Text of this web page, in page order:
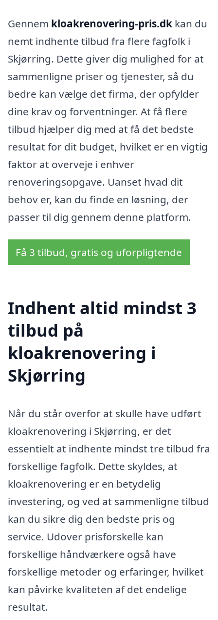
Gennem kloakrenovering-pris.dk kan du
nemt indhente tilbud fra flere fagfolk i
Skjørring. Dette giver dig mulighed for at
sammenligne priser og tjenester, så du
bedre kan vælge det firma, der opfylder
dine krav og forventninger. At få flere
tilbud hjælper dig med at få det bedste
resultat for dit budget, hvilket er en vigtig
faktor at overveje i enhver
renoveringsopgave. Uanset hvad dit
behov er, kan du finde en løsning, der
passer til dig gennem denne platform.
Få 3 tilbud, gratis og uforpligtende
Indhent altid mindst 3
tilbud på
kloakrenovering i
Skjørring
Når du står overfor at skulle have udført
kloakrenovering i Skjørring, er det
essentielt at indhente mindst tre tilbud fra
forskellige fagfolk. Dette skyldes, at
kloakrenovering er en betydelig
investering, og ved at sammenligne tilbud
kan du sikre dig den bedste pris og
service. Udover prisforskelle kan
forskellige håndværkere også have
forskellige metoder og erfaringer, hvilket
kan påvirke kvaliteten af det endelige
resultat.